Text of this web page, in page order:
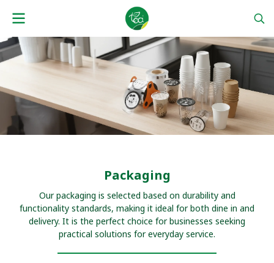
Packaging
Our packaging is selected based on durability and
functionality standards, making it ideal for both dine in and
delivery. It is the perfect choice for businesses seeking
practical solutions for everyday service.